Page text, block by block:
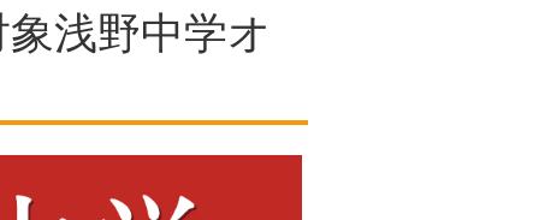
浅野中学オ